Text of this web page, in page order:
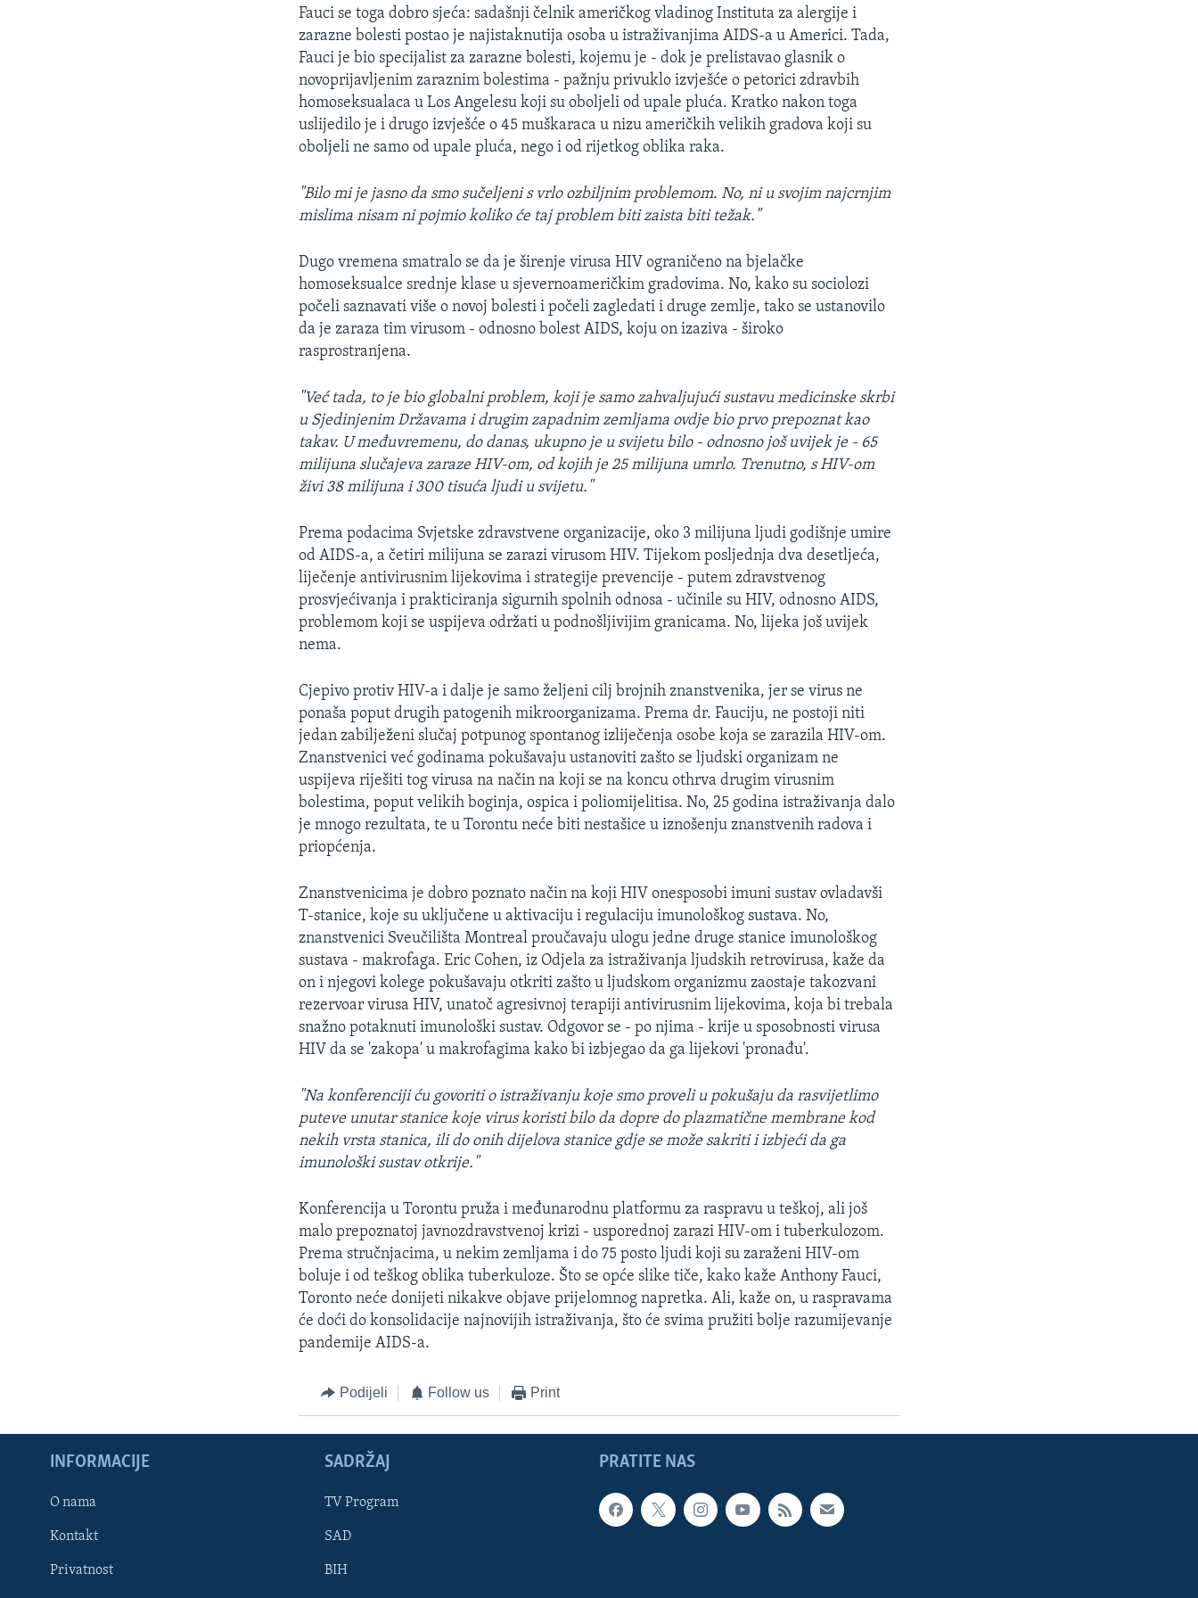
Learning English
Fauci se toga dobro sjeća: sadašnji čelnik američkog vladinog Instituta za alergije i
zarazne bolesti postao je najistaknutija osoba u istraživanjima AIDS-a u Americi. Tada,
Fauci je bio specijalist za zarazne bolesti, kojemu je - dok je prelistavao glasnik o
novoprijavljenim zaraznim bolestima - pažnju privuklo izvješće o petorici zdravbih
homoseksualaca u Los Angelesu koji su oboljeli od upale pluća. Kratko nakon toga
uslijedilo je i drugo izvješće o 45 muškaraca u nizu američkih velikih gradova koji su
oboljeli ne samo od upale pluća, nego i od rijetkog oblika raka.
"Bilo mi je jasno da smo sučeljeni s vrlo ozbiljnim problemom. No, ni u svojim najcrnjim
mislima nisam ni pojmio koliko će taj problem biti zaista biti težak."
Dugo vremena smatralo se da je širenje virusa HIV ograničeno na bjelačke
homoseksualce srednje klase u sjevernoameričkim gradovima. No, kako su sociolozi
počeli saznavati više o novoj bolesti i počeli zagledati i druge zemlje, tako se ustanovilo
da je zaraza tim virusom - odnosno bolest AIDS, koju on izaziva - široko
rasprostranjena.
"Već tada, to je bio globalni problem, koji je samo zahvaljujući sustavu medicinske skrbi
u Sjedinjenim Državama i drugim zapadnim zemljama ovdje bio prvo prepoznat kao
takav. U međuvremenu, do danas, ukupno je u svijetu bilo - odnosno još uvijek je - 65
milijuna slučajeva zaraze HIV-om, od kojih je 25 milijuna umrlo. Trenutno, s HIV-om
živi 38 milijuna i 300 tisuća ljudi u svijetu."
Prema podacima Svjetske zdravstvene organizacije, oko 3 milijuna ljudi godišnje umire
od AIDS-a, a četiri milijuna se zarazi virusom HIV. Tijekom posljednja dva desetljeća,
liječenje antivirusnim lijekovima i strategije prevencije - putem zdravstvenog
prosvjećivanja i prakticiranja sigurnih spolnih odnosa - učinile su HIV, odnosno AIDS,
problemom koji se uspijeva održati u podnošljivijim granicama. No, lijeka još uvijek
nema.
Cjepivo protiv HIV-a i dalje je samo željeni cilj brojnih znanstvenika, jer se virus ne
ponaša poput drugih patogenih mikroorganizama. Prema dr. Fauciju, ne postoji niti
jedan zabilježeni slučaj potpunog spontanog izliječenja osobe koja se zarazila HIV-om.
Znanstvenici već godinama pokušavaju ustanoviti zašto se ljudski organizam ne
uspijeva riješiti tog virusa na način na koji se na koncu othrva drugim virusnim
bolestima, poput velikih boginja, ospica i poliomijelitisa. No, 25 godina istraživanja dalo
je mnogo rezultata, te u Torontu neće biti nestašice u iznošenju znanstvenih radova i
priopćenja.
Znanstvenicima je dobro poznato način na koji HIV onesposobi imuni sustav ovladavši
T-stanice, koje su uključene u aktivaciju i regulaciju imunološkog sustava. No,
znanstvenici Sveučilišta Montreal proučavaju ulogu jedne druge stanice imunološkog
sustava - makrofaga. Eric Cohen, iz Odjela za istraživanja ljudskih retrovirusa, kaže da
on i njegovi kolege pokušavaju otkriti zašto u ljudskom organizmu zaostaje takozvani
rezervoar virusa HIV, unatoč agresivnoj terapiji antivirusnim lijekovima, koja bi trebala
snažno potaknuti imunološki sustav. Odgovor se - po njima - krije u sposobnosti virusa
HIV da se 'zakopa' u makrofagima kako bi izbjegao da ga lijekovi 'pronađu'.
"Na konferenciji ću govoriti o istraživanju koje smo proveli u pokušaju da rasvijetlimo
puteve unutar stanice koje virus koristi bilo da dopre do plazmatične membrane kod
nekih vrsta stanica, ili do onih dijelova stanice gdje se može sakriti i izbjeći da ga
imunološki sustav otkrije."
Konferencija u Torontu pruža i međunarodnu platformu za raspravu u teškoj, ali još
malo prepoznatoj javnozdravstvenoj krizi - usporednoj zarazi HIV-om i tuberkulozom.
Prema stručnjacima, u nekim zemljama i do 75 posto ljudi koji su zaraženi HIV-om
boluje i od teškog oblika tuberkuloze. Što se opće slike tiče, kako kaže Anthony Fauci,
Toronto neće donijeti nikakve objave prijelomnog napretka. Ali, kaže on, u raspravama
će doći do konsolidacije najnovijih istraživanja, što će svima pružiti bolje razumijevanje
pandemije AIDS-a.
Podijeli Follow us Print
PRATITE NAS
INFORMACIJE
O nama
Kontakt
Privatnost
SADRŽAJ
TV Program
SAD
BIH